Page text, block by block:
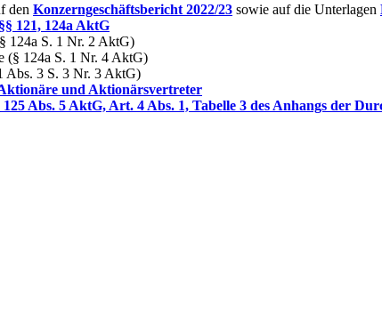
den Konzerngeschäftsbericht 2022/23 sowie auf die Unterlagen
121, 124a AktG
124a S. 1 Nr. 2 AktG)
(§ 124a S. 1 Nr. 4 AktG)
Abs. 3 S. 3 Nr. 3 AktG)
und Aktionärsvertreter
125 Abs. 5 AktG, Art. 4 Abs. 1, Tabelle 3 des Anhangs der